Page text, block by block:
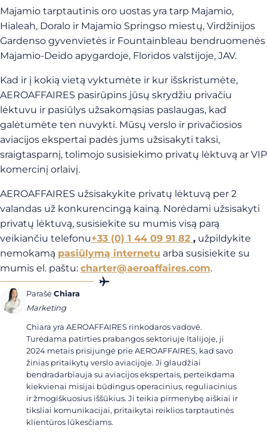
Majamio tarptautinis oro uostas yra tarp Majamio,
Hialeah, Doralo ir Majamio Springso miestų, Virdžinijos
Gardenso gyvenvietės ir Fountainbleau bendruomenės
Majamio-Deido apygardoje, Floridos valstijoje, JAV.
Kad ir į kokią vietą vyktumėte ir kur išskristumėte,
AEROAFFAIRES pasirūpins jūsų skrydžiu privačiu
lėktuvu ir pasiūlys užsakomąsias paslaugas, kad
galėtumėte ten nuvykti. Mūsų verslo ir privačiosios
aviacijos ekspertai padės jums užsisakyti taksi,
sraigtasparnį, tolimojo susisiekimo privatų lėktuvą ar VIP
komercinį orlaivį.
AEROAFFAIRES užsisakykite privatų lėktuvą per 2
valandas už konkurencingą kainą. Norėdami užsisakyti
privatų lėktuvą, susisiekite su mumis visą parą
veikiančiu telefonu+33 (0) 1 44 09 91 82 , užpildykite
nemokamą pasiūlymą internetu arba susisiekite su
mumis el. paštu: charter@aeroaffaires.com.
ParašėChiara
Marketing
Chiara yra AEROAFFAIRES rinkodaros vadovė.
Turėdama patirties prabangos sektoriuje Italijoje, ji
2024 metais prisijungė prie AEROAFFAIRES, kad savo
žinias pritaikytų verslo aviacijoje. Ji glaudžiai
bendradarbiauja su aviacijos ekspertais, perteikdama
kiekvienai misijai būdingus operacinius, reguliacinius
ir žmogiškuosius iššūkius. Ji teikia pirmenybę aiškiai ir
tiksliai komunikacijai, pritaikytai reiklios tarptautinės
klientūros lūkesčiams.